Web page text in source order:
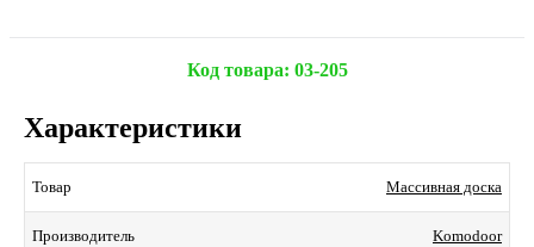
Код товара: 03-205
Характеристики
Товар Массивная доска
Производитель Komodoor